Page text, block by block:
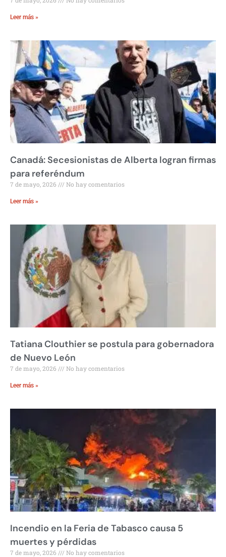
Leer más »
Canadá: Secesionistas de Alberta logran firmas
para referéndum
7 de mayo, 2026 No hay comentarios
Leer más »
Tatiana Clouthier se postula para gobernadora
de Nuevo León
7 de mayo, 2026 No hay comentarios
Leer más »
Incendio en la Feria de Tabasco causa 5
muertes y pérdidas
7 de mayo, 2026 No hay comentarios